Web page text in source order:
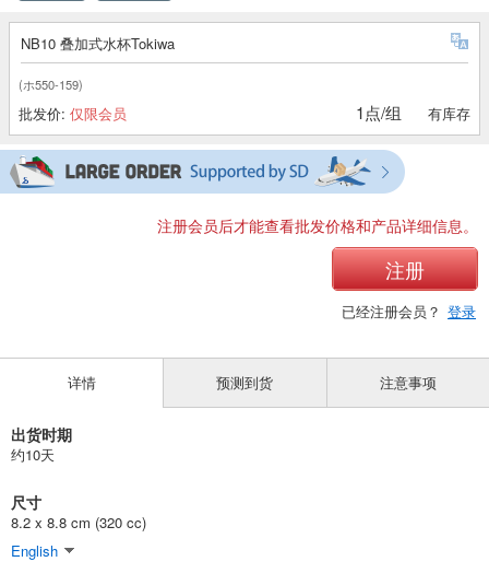
NB10 叠加式水杯Tokiwa
(ホ550-159)
批发价: 仅限会员 1点/组 有库存
注册会员后才能查看批发价格和产品详细信息。
注册
已经注册会员？ 登录
详情
出货时期
约10天
尺寸
8.2 x 8.8 cm (320 cc)
English
预测到货 注意事项